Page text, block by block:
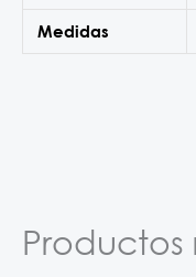
Medidas